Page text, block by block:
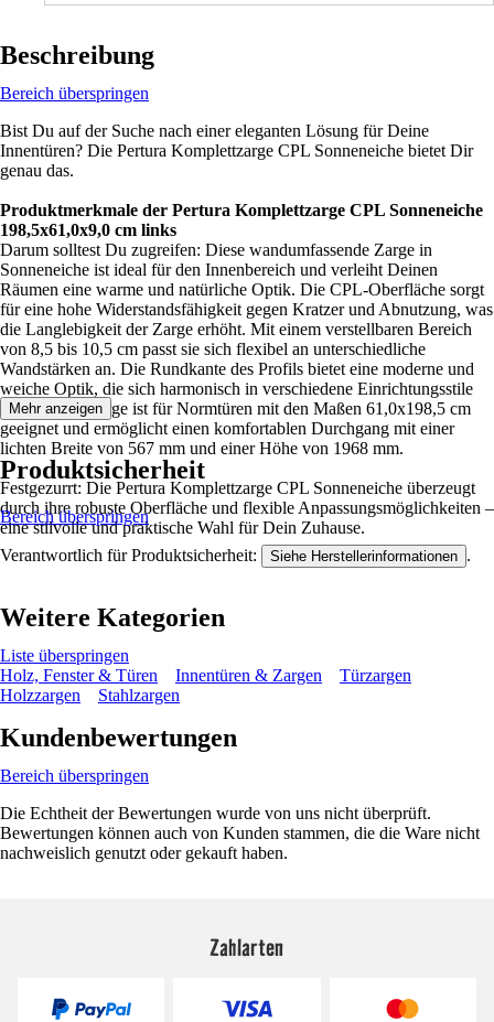
Beschreibung
Bereich überspringen
Bist Du auf der Suche nach einer eleganten Lösung für Deine
Innentüren? Die Pertura Komplettzarge CPL Sonneneiche bietet Dir
genau das.
Produktmerkmale der Pertura Komplettzarge CPL Sonneneiche
198,5x61,0x9,0 cm links
Darum solltest Du zugreifen: Diese wandumfassende Zarge in
Sonneneiche ist ideal für den Innenbereich und verleiht Deinen
Räumen eine warme und natürliche Optik. Die CPL-Oberfläche sorgt
für eine hohe Widerstandsfähigkeit gegen Kratzer und Abnutzung, was
die Langlebigkeit der Zarge erhöht. Mit einem verstellbaren Bereich
von 8,5 bis 10,5 cm passt sie sich flexibel an unterschiedliche
Wandstärken an. Die Rundkante des Profils bietet eine moderne und
weiche Optik, die sich harmonisch in verschiedene Einrichtungsstile
einfügt. Die Zarge ist für Normtüren mit den Maßen 61,0x198,5 cm
geeignet und ermöglicht einen komfortablen Durchgang mit einer
lichten Breite von 567 mm und einer Höhe von 1968 mm.
Festgezurrt: Die Pertura Komplettzarge CPL Sonneneiche überzeugt
durch ihre robuste Oberfläche und flexible Anpassungsmöglichkeiten –
eine stilvolle und praktische Wahl für Dein Zuhause.
Mehr anzeigen
Produktsicherheit
Bereich überspringen
Verantwortlich für Produktsicherheit: Siehe Herstellerinformationen .
Weitere Kategorien
Liste überspringen
Holz, Fenster & Türen
Innentüren & Zargen
Türzargen
Holzzargen
Stahlzargen
Kundenbewertungen
Bereich überspringen
Die Echtheit der Bewertungen wurde von uns nicht überprüft.
Bewertungen können auch von Kunden stammen, die die Ware nicht
nachweislich genutzt oder gekauft haben.
Zahlarten